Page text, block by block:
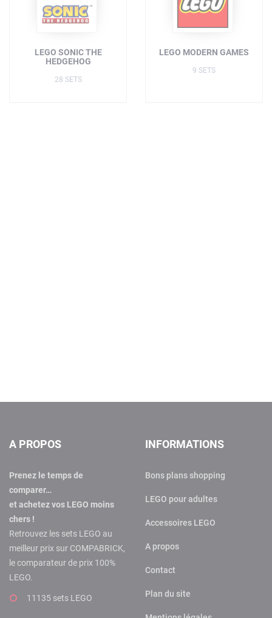
LEGO SONIC THE
HEDGEHOG
28 SETS
LEGO MODERN GAMES
9 SETS
A PROPOS
Prenez le temps de
comparer…
et achetez vos LEGO moins
chers !
Retrouvez les sets LEGO au
meilleur prix sur COMPABRICK,
le comparateur de prix 100%
LEGO.
11135 sets LEGO
INFORMATIONS
Bons plans shopping
LEGO pour adultes
Accessoires LEGO
A propos
Contact
Plan du site